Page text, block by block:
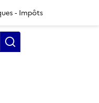
- Impôts
mots clés, partie du